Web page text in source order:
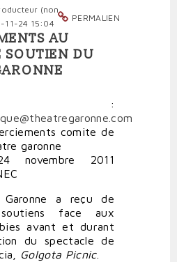
PERMALIEN
(non
11-24 15:04
AU
SOUTIEN DU
:
comite de
garonne
novembre 2011
a reçu de
face aux
avant et durant
du spectacle de
Golgota Picnic.